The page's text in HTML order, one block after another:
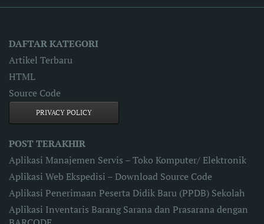
DAFTAR KATEGORI
Artikel Terbaru
HTML
Source Code
PRIVACY POLICY
POST TERAKHIR
Aplikasi Manajemen Servis – Toko Komputer/ Elektronik
Aplikasi Web Ekspedisi – Download Source Code
Aplikasi Penerimaan Peserta Didik Baru (PPDB) Sekolah
Aplikasi Inventaris Barang Sarana dan Prasarana dengan